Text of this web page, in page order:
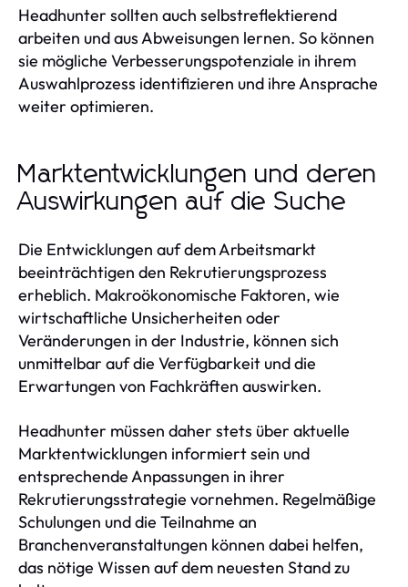
Headhunter sollten auch selbstreflektierend
arbeiten und aus Abweisungen lernen. So können
sie mögliche Verbesserungspotenziale in ihrem
Auswahlprozess identifizieren und ihre Ansprache
weiter optimieren.
Marktentwicklungen und deren
Auswirkungen auf die Suche
Die Entwicklungen auf dem Arbeitsmarkt
beeinträchtigen den Rekrutierungsprozess
erheblich. Makroökonomische Faktoren, wie
wirtschaftliche Unsicherheiten oder
Veränderungen in der Industrie, können sich
unmittelbar auf die Verfügbarkeit und die
Erwartungen von Fachkräften auswirken.
Headhunter müssen daher stets über aktuelle
Marktentwicklungen informiert sein und
entsprechende Anpassungen in ihrer
Rekrutierungsstrategie vornehmen. Regelmäßige
Schulungen und die Teilnahme an
Branchenveranstaltungen können dabei helfen,
das nötige Wissen auf dem neuesten Stand zu